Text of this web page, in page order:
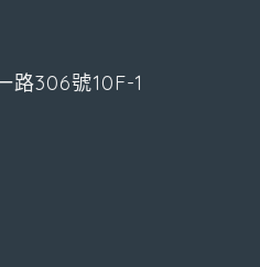
路306號10F-1